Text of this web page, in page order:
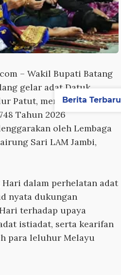
– Wakil Bupati Batang
gelar adat Datuk
Patut, menghadiri
Tahun 2026
oleh Lembaga
Sari LAM Jambi,
dalam perhelatan adat
nyata dukungan
terhadap upaya
istiadat, serta kearifan
para leluhur Melayu
Berita Terbaru